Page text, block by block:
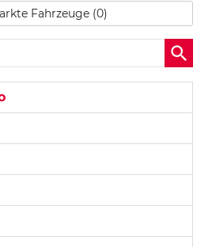
Fahrzeuge (0)